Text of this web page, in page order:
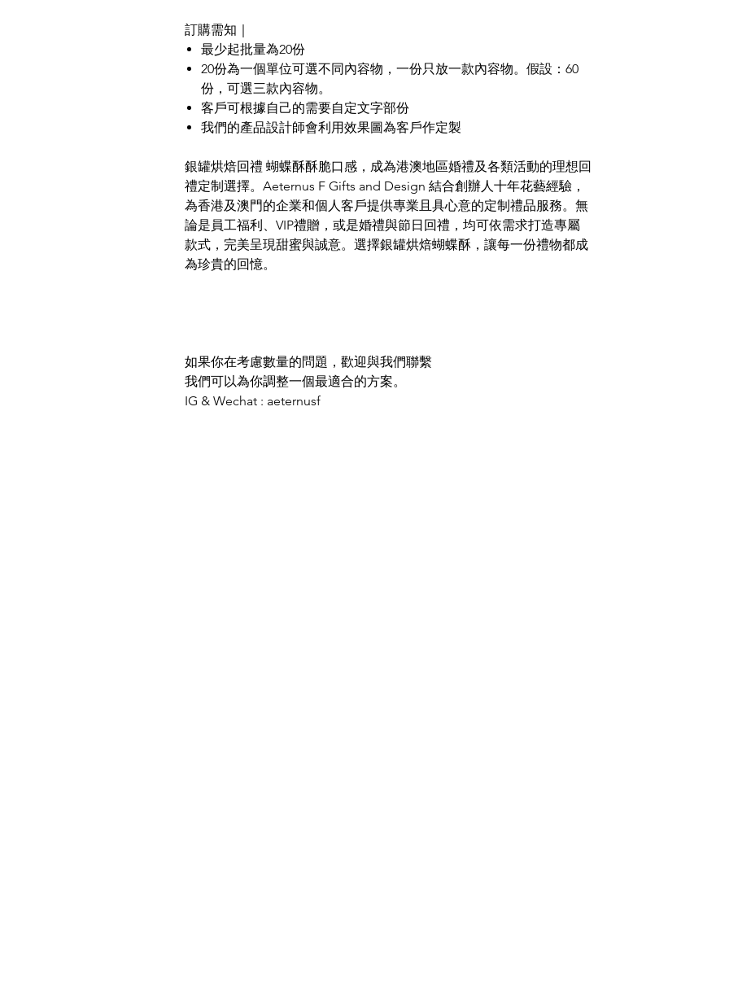
訂購需知｜
最少起批量為20份
20份為一個單位可選不同內容物，一份只放一款內容物。假設：60
份，可選三款內容物。
客戶可根據自己的需要自定文字部份
我們的產品設計師會利用效果圖為客戶作定製
銀罐烘焙回禮 蝴蝶酥酥脆口感，成為港澳地區婚禮及各類活動的理想回
禮定制選擇。Aeternus F Gifts and Design 結合創辦人十年花藝經驗，
為香港及澳門的企業和個人客戶提供專業且具心意的定制禮品服務。無
論是員工福利、VIP禮贈，或是婚禮與節日回禮，均可依需求打造專屬
款式，完美呈現甜蜜與誠意。選擇銀罐烘焙蝴蝶酥，讓每一份禮物都成
為珍貴的回憶。
如果你在考慮數量的問題，歡迎與我們聯繫
我們可以為你調整一個最適合的方案。
IG & Wechat : aeternusf